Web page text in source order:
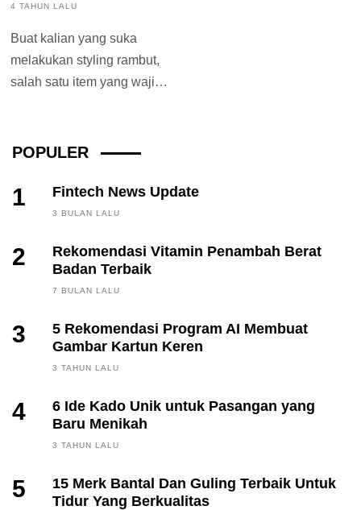
4 TAHUN LALU
Buat kalian yang suka
melakukan styling rambut,
salah satu item yang wajib
POPULER
1 Fintech News Update
3 BULAN LALU
2
Rekomendasi Vitamin Penambah Berat
Badan Terbaik
7 BULAN LALU
3
5 Rekomendasi Program AI Membuat
Gambar Kartun Keren
3 TAHUN LALU
4
6 Ide Kado Unik untuk Pasangan yang
Baru Menikah
3 TAHUN LALU
5
15 Merk Bantal Dan Guling Terbaik Untuk
Tidur Yang Berkualitas